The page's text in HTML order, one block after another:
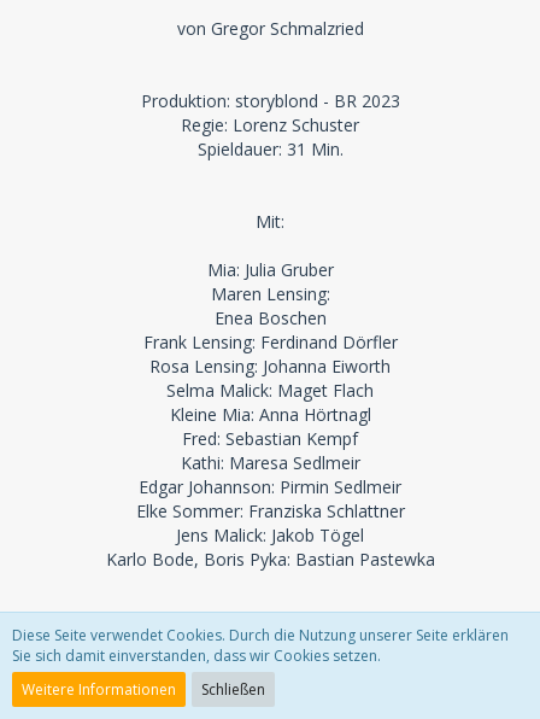
von Gregor Schmalzried
Produktion: storyblond - BR 2023
Regie: Lorenz Schuster
Spieldauer: 31 Min.
Mit:
Mia: Julia Gruber
Maren Lensing:
Enea Boschen
Frank Lensing: Ferdinand Dörfler
Rosa Lensing: Johanna Eiworth
Selma Malick: Maget Flach
Kleine Mia: Anna Hörtnagl
Fred: Sebastian Kempf
Kathi: Maresa Sedlmeir
Edgar Johannson: Pirmin Sedlmeir
Elke Sommer: Franziska Schlattner
Jens Malick: Jakob Tögel
Karlo Bode, Boris Pyka: Bastian Pastewka
Podcasterin Mia, 32, ist mit ihrem zynischen Blick auf die
unendlichen Krisen und Katastrophen der Gegenwart
bekannt geworden − und schaut voller Wehmut auf die Welt
ihrer Kindheit zurück, als alles noch besser und einfacher
Diese Seite verwendet Cookies. Durch die Nutzung unserer Seite erklären
Sie sich damit einverstanden, dass wir Cookies setzen.
Weitere Informationen
Schließen